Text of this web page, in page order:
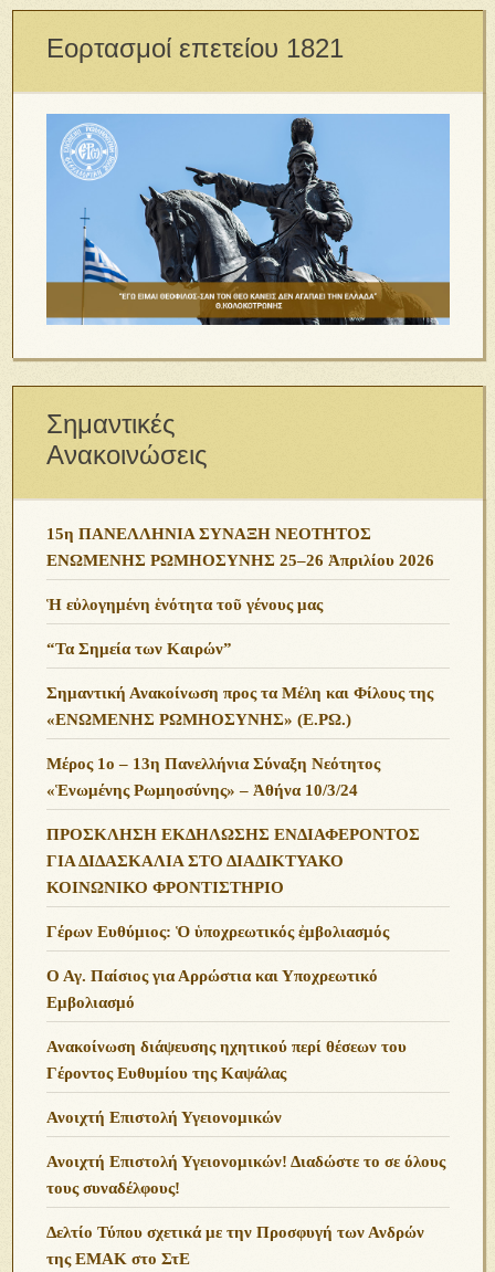
Εορτασμοί επετείου 1821
Σημαντικές
Ανακοινώσεις
15η ΠΑΝΕΛΛΗΝΙΑ ΣΥΝΑΞΗ ΝΕΟΤΗΤΟΣ
ΕΝΩΜΕΝΗΣ ΡΩΜΗΟΣΥΝΗΣ 25–26 Ἀπριλίου 2026
Ἡ εὐλογημένη ἑνότητα τοῦ γένους μας
“Τα Σημεία των Καιρών”
Σημαντική Ανακοίνωση προς τα Μέλη και Φίλους της
«ΕΝΩΜΕΝΗΣ ΡΩΜΗΟΣΥΝΗΣ» (Ε.ΡΩ.)
Μέρος 1ο – 13η Πανελλήνια Σύναξη Νεότητος
«Ἑνωμένης Ρωμηοσύνης» – Ἀθήνα 10/3/24
ΠΡΟΣΚΛΗΣΗ ΕΚΔΗΛΩΣΗΣ ΕΝΔΙΑΦΕΡΟΝΤΟΣ
ΓΙΑ ΔΙΔΑΣΚΑΛΙΑ ΣΤΟ ΔΙΑΔΙΚΤΥΑΚΟ
ΚΟΙΝΩΝΙΚΟ ΦΡΟΝΤΙΣΤΗΡΙΟ
Γέρων Ευθύμιος: Ὁ ὑποχρεωτικός ἐμβολιασμός
Ο Αγ. Παίσιος για Αρρώστια και Υποχρεωτικό
Εμβολιασμό
Ανακοίνωση διάψευσης ηχητικού περί θέσεων του
Γέροντος Ευθυμίου της Καψάλας
Ανοιχτή Επιστολή Υγειονομικών
Ανοιχτή Επιστολή Υγειονομικών! Διαδώστε το σε όλους
τους συναδέλφους!
Δελτίο Τύπου σχετικά με την Προσφυγή των Ανδρών
της ΕΜΑΚ στο ΣτΕ